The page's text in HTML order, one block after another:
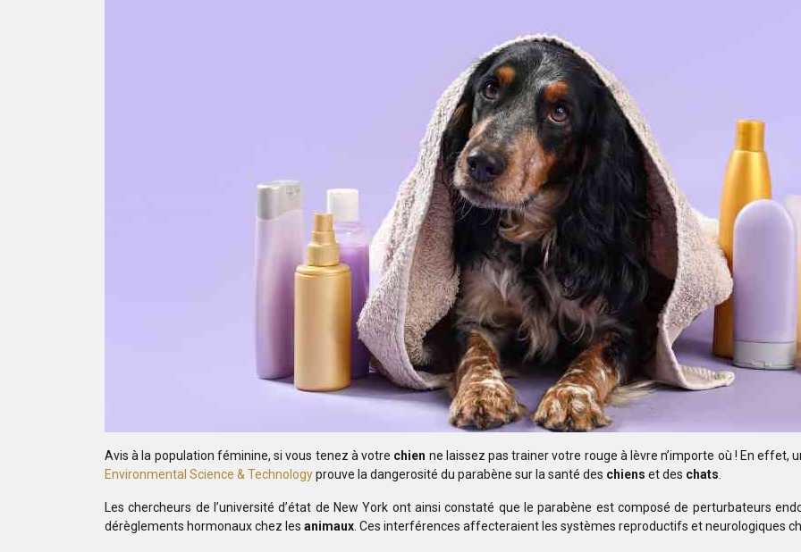
Avis à la population féminine, si vous tenez à votre chien ne laissez pas trainer votre rouge à lèvre n’importe où ! En effet,
Environmental Science & Technologyprouve la dangerosité du parabène sur la santé des chiens et des chats
Les chercheurs de l’université d’état de New York ont ainsi constaté que le parabène est composé de perturbateurs
dérèglements hormonaux chez les animaux . Ces interférences affecteraient les systèmes reproductifs et neurologiques